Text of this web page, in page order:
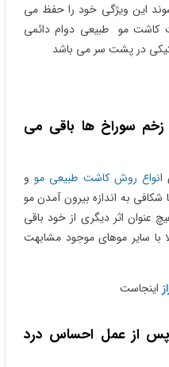
این ویژگی خود را حفظ می
کاشت مو طبیعی دوام دائمی
در پشت سر می باشد
سوراخ ها باقی می
انواع روش کاشت طبیعی موو
شکافی به اندازه بیرون آمدن مو
اثر دیگری از خود باقی
با سایر موهای موجود مشابهت
اینجاست
پس از عمل احساس درد